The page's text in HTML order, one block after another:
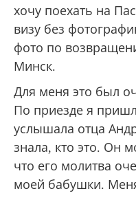
хочу поехать на
визу без
фото по
Минск.
Для меня это был
По приезде я
услышала отца
знала, кто это. Он
что его молитва
моей бабушки.